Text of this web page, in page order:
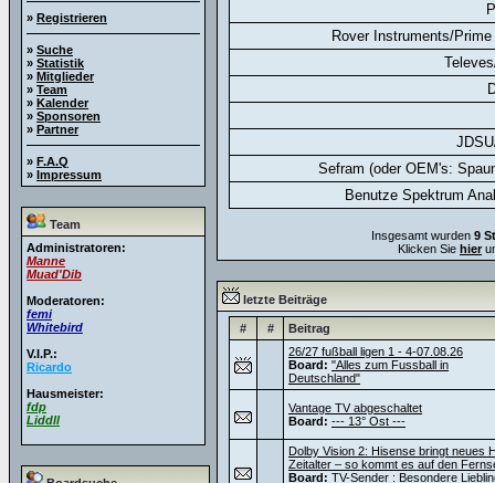
» Registrieren
» Suche
» Statistik
» Mitglieder
» Team
» Kalender
» Sponsoren
» Partner
» F.A.Q
» Impressum
Team
Administratoren:
Manne
Muad'Dib
Moderatoren:
femi
Whitebird
V.I.P.:
Ricardo
Hausmeister:
fdp
Liddll
Rover Instruments/
Sefram (oder OEM's:
Benutze Spektrum
Insgesamt wurden 9
Klicken Sie hier
letzte Beiträge
# #
Beitrag
26/27 fußball ligen 1 - 4-07.08.26
Board: "Alles zum Fussball in
Deutschland"
Vantage TV abgeschaltet
Board: --- 13° Ost ---
Dolby Vision 2: Hisense bringt neues
Zeitalter – so kommt es auf den
Board: TV-Sender : Besondere